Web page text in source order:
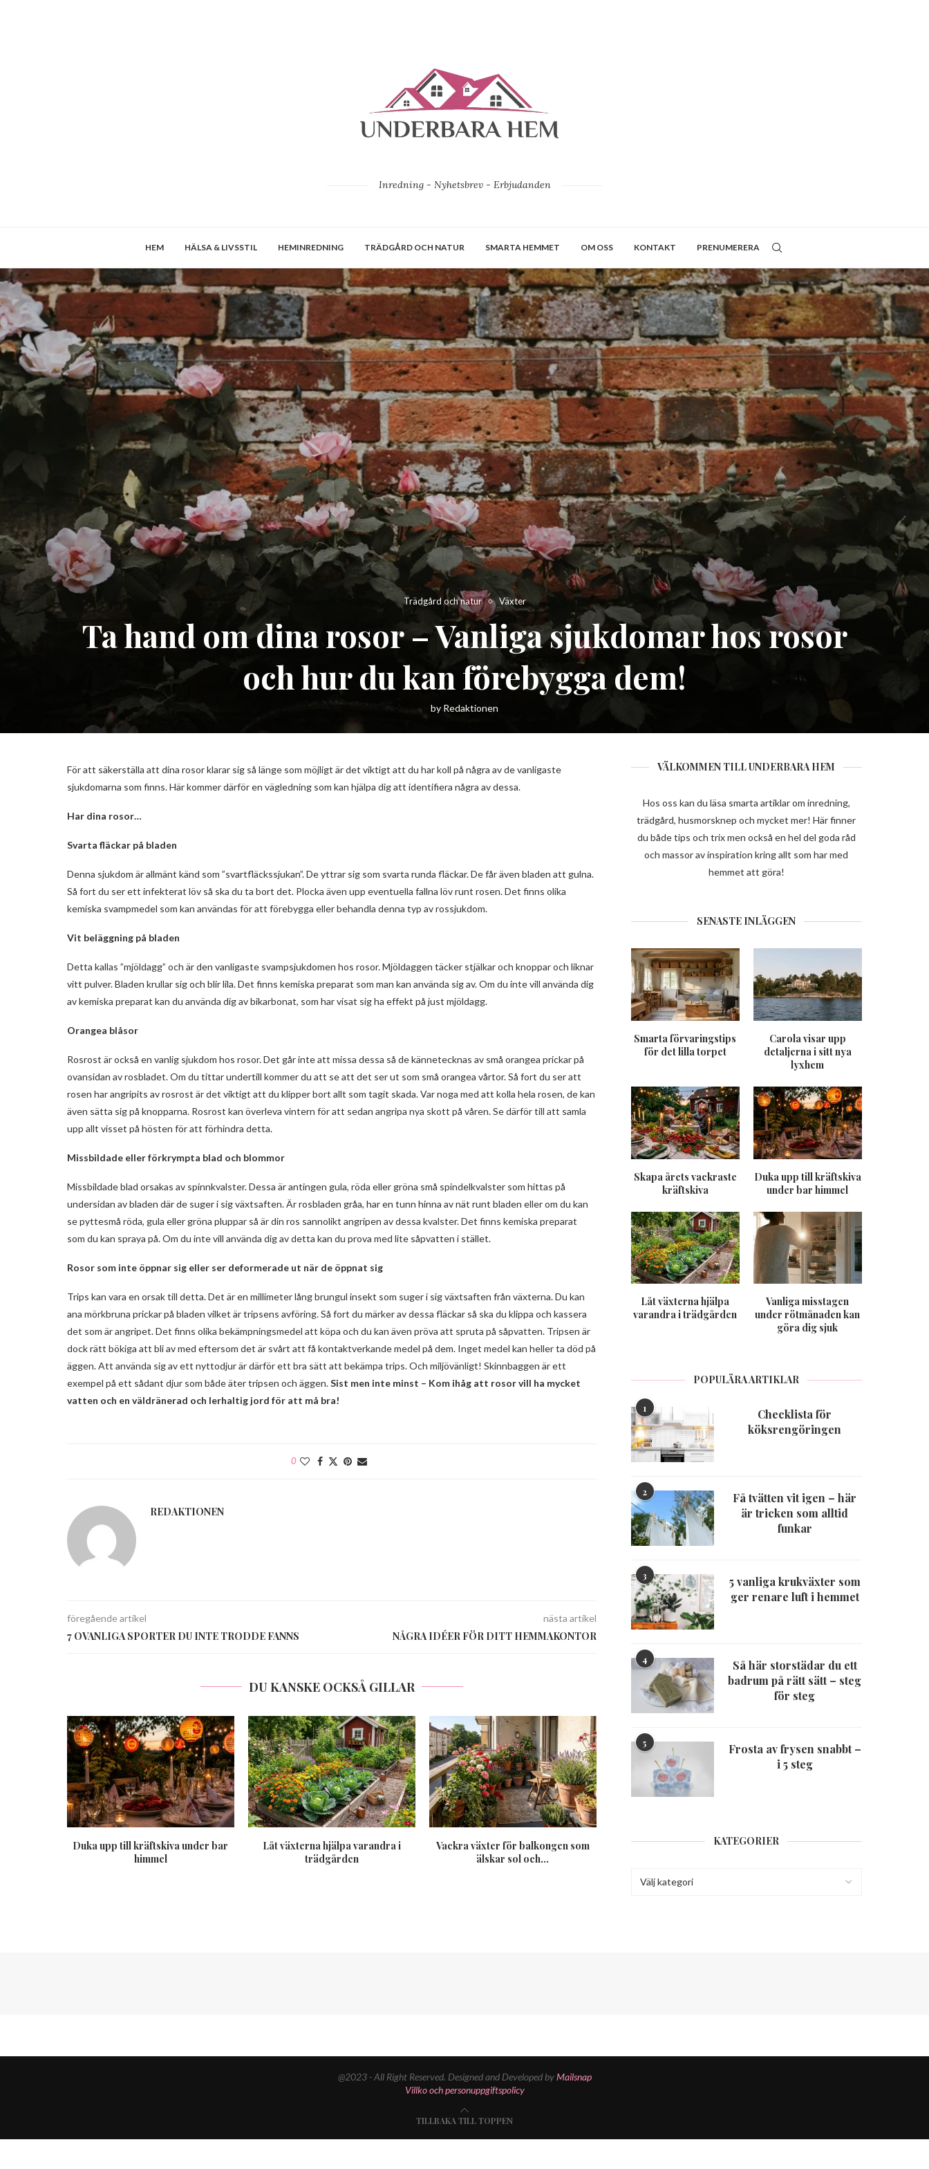
Inredning - Nyhetsbrev - Erbjudanden
HEM HÄLSA & LIVSSTIL HEMINREDNING TRÄDGÅRD OCH NATUR SMARTA HEMMET OM OSS KONTAKT PRENUMERERA
Trädgård och natur Växter
Ta hand om dina rosor – Vanliga sjukdomar hos rosor
och hur du kan förebygga dem!
by Redaktionen
För att säkerställa att dina rosor klarar sig så länge som möjligt är det viktigt att du har koll på några av de vanligaste
sjukdomarna som finns. Här kommer därför en vägledning som kan hjälpa dig att identifiera några av dessa.
Har dina rosor…
Svarta fläckar på bladen
Denna sjukdom är allmänt känd som ”svartfläckssjukan”. De yttrar sig som svarta runda fläckar. De får även bladen att gulna.
Så fort du ser ett infekterat löv så ska du ta bort det. Plocka även upp eventuella fallna löv runt rosen. Det finns olika
kemiska svampmedel som kan användas för att förebygga eller behandla denna typ av rossjukdom.
Vit beläggning på bladen
Detta kallas ”mjöldagg” och är den vanligaste svampsjukdomen hos rosor. Mjöldaggen täcker stjälkar och knoppar och liknar
vitt pulver. Bladen krullar sig och blir lila. Det finns kemiska preparat som man kan använda sig av. Om du inte vill använda dig
av kemiska preparat kan du använda dig av bikarbonat, som har visat sig ha effekt på just mjöldagg.
Orangea blåsor
Rosrost är också en vanlig sjukdom hos rosor. Det går inte att missa dessa så de kännetecknas av små orangea prickar på
ovansidan av rosbladet. Om du tittar undertill kommer du att se att det ser ut som små orangea vårtor. Så fort du ser att
rosen har angripits av rosrost är det viktigt att du klipper bort allt som tagit skada. Var noga med att kolla hela rosen, de kan
även sätta sig på knopparna. Rosrost kan överleva vintern för att sedan angripa nya skott på våren. Se därför till att samla
upp allt visset på hösten för att förhindra detta.
Missbildade eller förkrympta blad och blommor
Missbildade blad orsakas av spinnkvalster. Dessa är antingen gula, röda eller gröna små spindelkvalster som hittas på
undersidan av bladen där de suger i sig växtsaften. Är rosbladen gråa, har en tunn hinna av nät runt bladen eller om du kan
se pyttesmå röda, gula eller gröna pluppar så är din ros sannolikt angripen av dessa kvalster. Det finns kemiska preparat
som du kan spraya på. Om du inte vill använda dig av detta kan du prova med lite såpvatten i stället.
Rosor som inte öppnar sig eller ser deformerade ut när de öppnat sig
Trips kan vara en orsak till detta. Det är en millimeter lång brungul insekt som suger i sig växtsaften från växterna. Du kan
ana mörkbruna prickar på bladen vilket är tripsens avföring. Så fort du märker av dessa fläckar så ska du klippa och kassera
det som är angripet. Det finns olika bekämpningsmedel att köpa och du kan även pröva att spruta på såpvatten. Tripsen är
dock rätt bökiga att bli av med eftersom det är svårt att få kontaktverkande medel på dem. Inget medel kan heller ta död på
äggen. Att använda sig av ett nyttodjur är därför ett bra sätt att bekämpa trips. Och miljövänligt! Skinnbaggen är ett
exempel på ett sådant djur som både äter tripsen och äggen.Sist men inte minst – Kom ihåg att rosor vill ha mycket
vatten och en väldränerad och lerhaltig jord för att må bra!
0
REDAKTIONEN
föregående artikel
7 OVANLIGA SPORTER DU INTE TRODDE FANNS
nästa artikel
NÅGRA IDÉER FÖR DITT HEMMAKONTOR
DU KANSKE OCKSÅ GILLAR
Duka upp till kräftskiva under bar
himmel
Låt växterna hjälpa varandra i
trädgården
Vackra växter för balkongen som
älskar sol och...
VÄLKOMMEN TILL UNDERBARA HEM
Hos oss kan du läsa smarta artiklar om inredning,
trädgård, husmorsknep och mycket mer! Här finner
du både tips och trix men också en hel del goda råd
och massor av inspiration kring allt som har med
hemmet att göra!
SENASTE INLÄGGEN
Smarta förvaringstips
för det lilla torpet
Carola visar upp
detaljerna i sitt nya
lyxhem
Skapa årets vackraste
kräftskiva
Duka upp till kräftskiva
under bar himmel
Låt växterna hjälpa
varandra i trädgården
Vanliga misstagen
under rötmånaden kan
göra dig sjuk
POPULÄRA ARTIKLAR
1
Checklista för
köksrengöringen
2
Få tvätten vit igen – här
är tricken som alltid
funkar
3
5 vanliga krukväxter som
ger renare luft i hemmet
4
Så här storstädar du ett
badrum på rätt sätt – steg
för steg
5
Frosta av frysen snabbt –
i 5 steg
KATEGORIER
@2023 - All Right Reserved. Designed and Developed byMailsnap
Villko och personuppgiftspolicy
TILLBAKA TILL TOPPEN